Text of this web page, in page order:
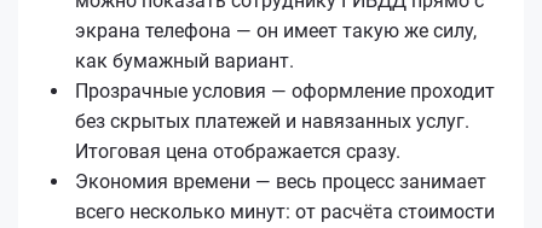
экрана телефона — он имеет такую же силу,
как бумажный вариант.
Прозрачные условия — оформление проходит
без скрытых платежей и навязанных услуг.
Итоговая цена отображается сразу.
Экономия времени — весь процесс занимает
всего несколько минут: от расчёта стоимости